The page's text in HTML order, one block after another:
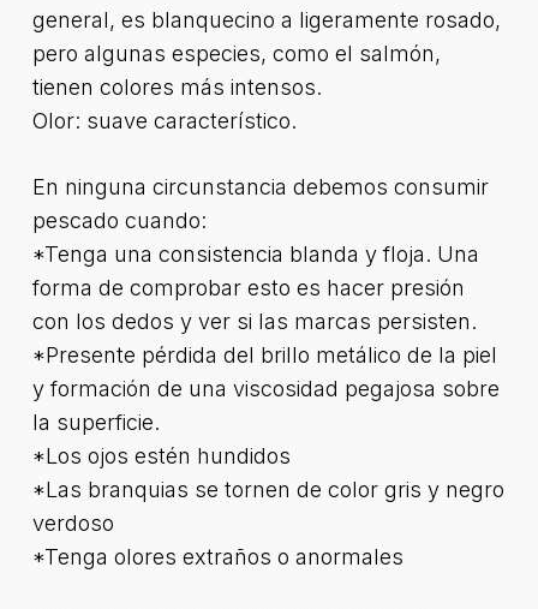
general, es blanquecino a ligeramente rosado,
pero algunas especies, como el salmón,
tienen colores más intensos.
Olor: suave característico.
En ninguna circunstancia debemos consumir
pescado cuando:
*Tenga una consistencia blanda y floja. Una
forma de comprobar esto es hacer presión
con los dedos y ver si las marcas persisten.
*Presente pérdida del brillo metálico de la piel
y formación de una viscosidad pegajosa sobre
la superficie.
*Los ojos estén hundidos
*Las branquias se tornen de color gris y negro
verdoso
*Tenga olores extraños o anormales